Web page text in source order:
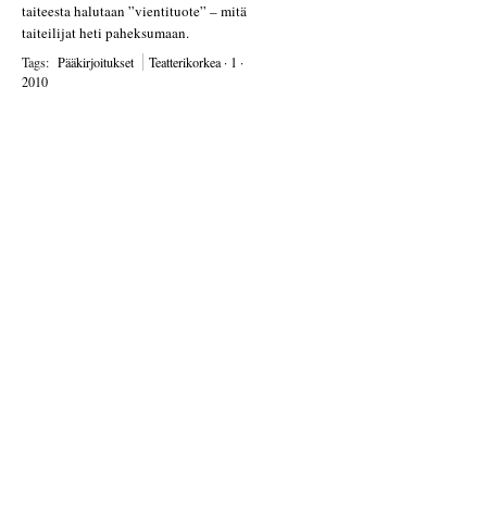
taiteesta halutaan ”vientituote” – mitä
taiteilijat heti paheksumaan.
Tags: Pääkirjoitukset
Teatterikorkea · 1 ·
2010